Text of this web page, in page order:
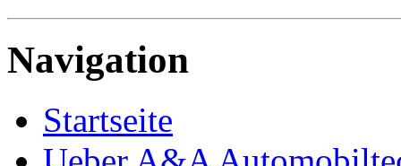
Navigation
Startseite